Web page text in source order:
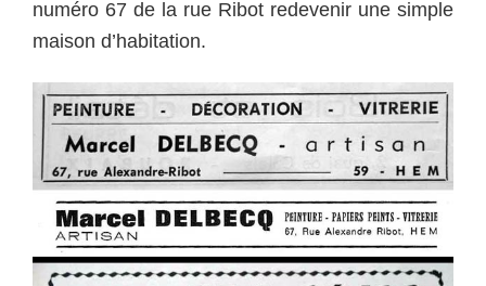
numéro 67 de la rue Ribot redevenir une simple
maison d’habitation.